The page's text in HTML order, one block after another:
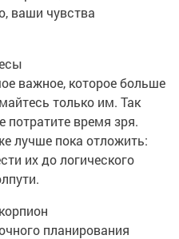
ваши чувства
важное, которое больше
только им. Так
потратите время зря.
лучше пока отложить:
их до логического
планирования